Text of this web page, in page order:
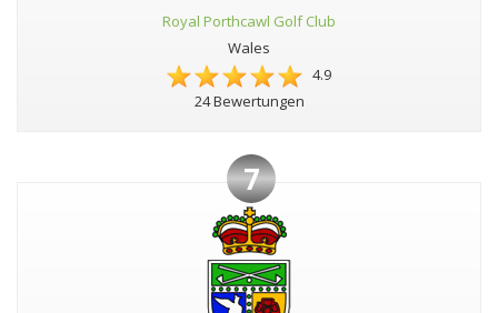
Royal Porthcawl Golf Club
Wales
4.9
24 Bewertungen
7